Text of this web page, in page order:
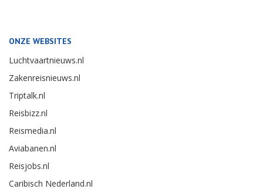
ONZE WEBSITES
Luchtvaartnieuws.nl
Zakenreisnieuws.nl
Triptalk.nl
Reisbizz.nl
Reismedia.nl
Aviabanen.nl
Reisjobs.nl
Caribisch Nederland.nl